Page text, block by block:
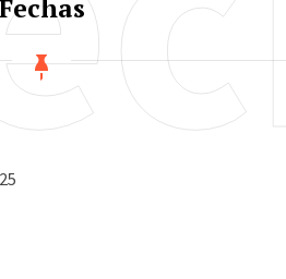
Fechas